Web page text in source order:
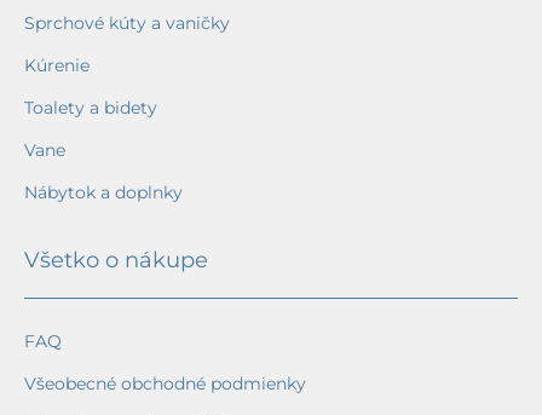
Sprchové kúty a vaničky
Kúrenie
Toalety a bidety
Vane
Nábytok a doplnky
Všetko o nákupe
FAQ
Všeobecné obchodné podmienky